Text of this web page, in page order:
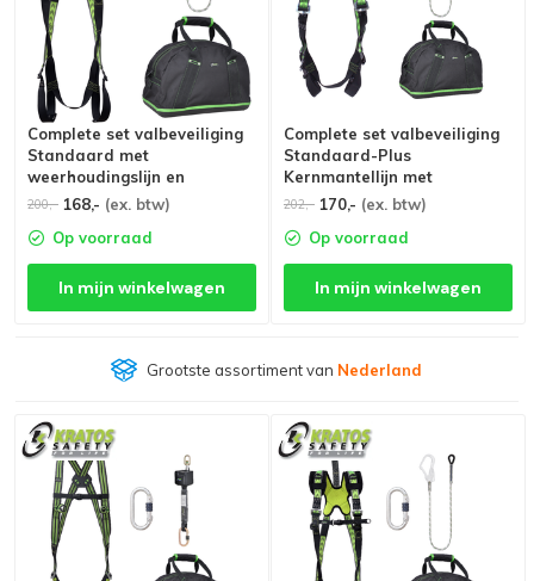
Complete set valbeveiliging
Standaard met
weerhoudingslijn en
steigerhaak
200,- 168,- (ex. btw)
Op voorraad
In mijn winkelwagen
Complete set valbeveiliging
Standaard-Plus
Kernmantellijn met
steigerhaak 1.5m met
opbergtas
202,- 170,- (ex. btw)
Op voorraad
In mijn winkelwagen
Grootste assortiment van Nederland